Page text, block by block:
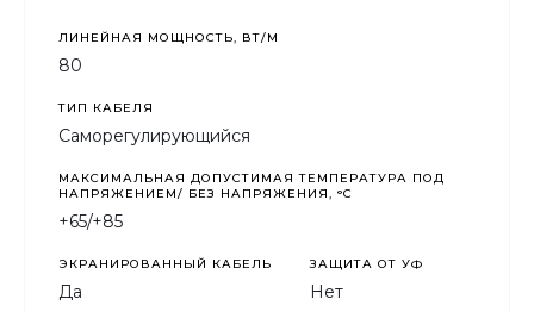
ЛИНЕЙНАЯ МОЩНОСТЬ, ВТ/М
80
ТИП КАБЕЛЯ
Саморегулирующийся
МАКСИМАЛЬНАЯ ДОПУСТИМАЯ ТЕМПЕРАТУРА ПОД
НАПРЯЖЕНИЕМ/ БЕЗ НАПРЯЖЕНИЯ, °C
+65/+85
ЭКРАНИРОВАННЫЙ КАБЕЛЬ
Да
ЗАЩИТА ОТ УФ
Нет